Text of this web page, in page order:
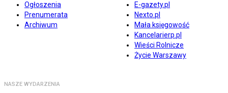
Ogłoszenia
Prenumerata
Archiwum
E-gazety.pl
Nexto.pl
Mała księgowość
Kancelarierp.pl
Wieści Rolnicze
Życie Warszawy
NASZE WYDARZENIA